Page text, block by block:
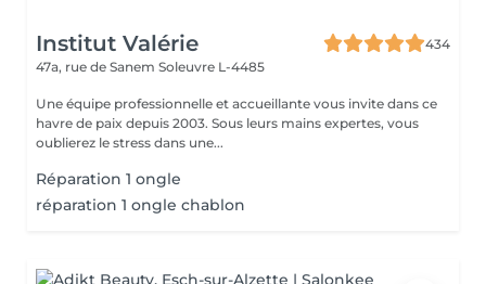
Institut Valérie
434
47a, rue de Sanem Soleuvre L-4485
Une équipe professionnelle et accueillante vous invite dans ce
havre de paix depuis 2003. Sous leurs mains expertes, vous
oublierez le stress dans une...
Réparation 1 ongle
réparation 1 ongle chablon